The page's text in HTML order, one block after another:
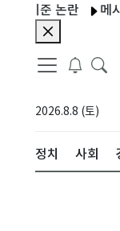
메시 아버지
2026.8.8 (토)
정치 사회